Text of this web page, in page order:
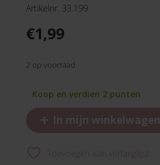
Artikelnr. 33.199
€1,99
2 op voorraad
Koop en verdien 2 punten
+ In mijn winkelwagen